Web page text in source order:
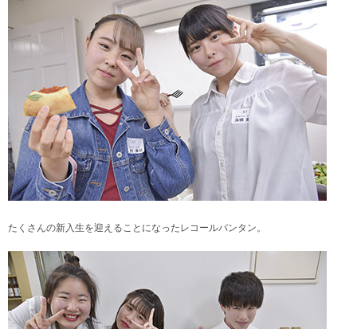
たくさんの新入生を迎えることになったレコールバンタン。